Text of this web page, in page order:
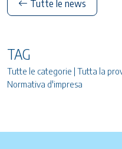
Tutte le news
TAG
Tutte le categorie | Tutta la
Normativa d'impresa